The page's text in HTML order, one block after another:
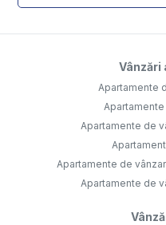
Vânzări
Apartamente
Apartamente de
Apartamente de
Apartamente de